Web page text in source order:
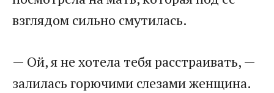
взглядом сильно смутилась.
— Ой, я не хотела тебя расстраивать, —
залилась горючими слезами женщина.